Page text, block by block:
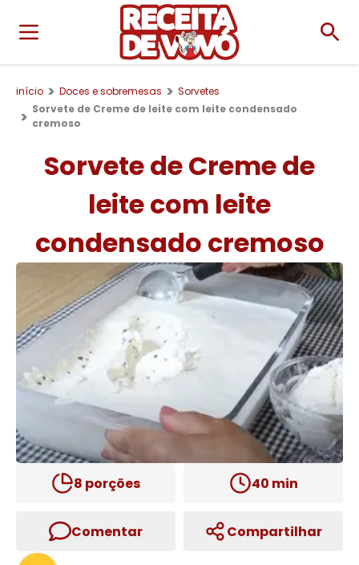
início Doces e sobremesas
Sorvetes
Sorvete de Creme de leite com leite condensado
cremoso
Sorvete de Creme de
leite com leite
condensado cremoso
8 porções 40 min
Comentar Compartilhar